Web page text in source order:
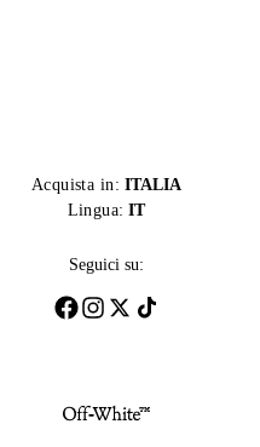
Acquista in: ITALIA
Lingua: IT
Seguici su: